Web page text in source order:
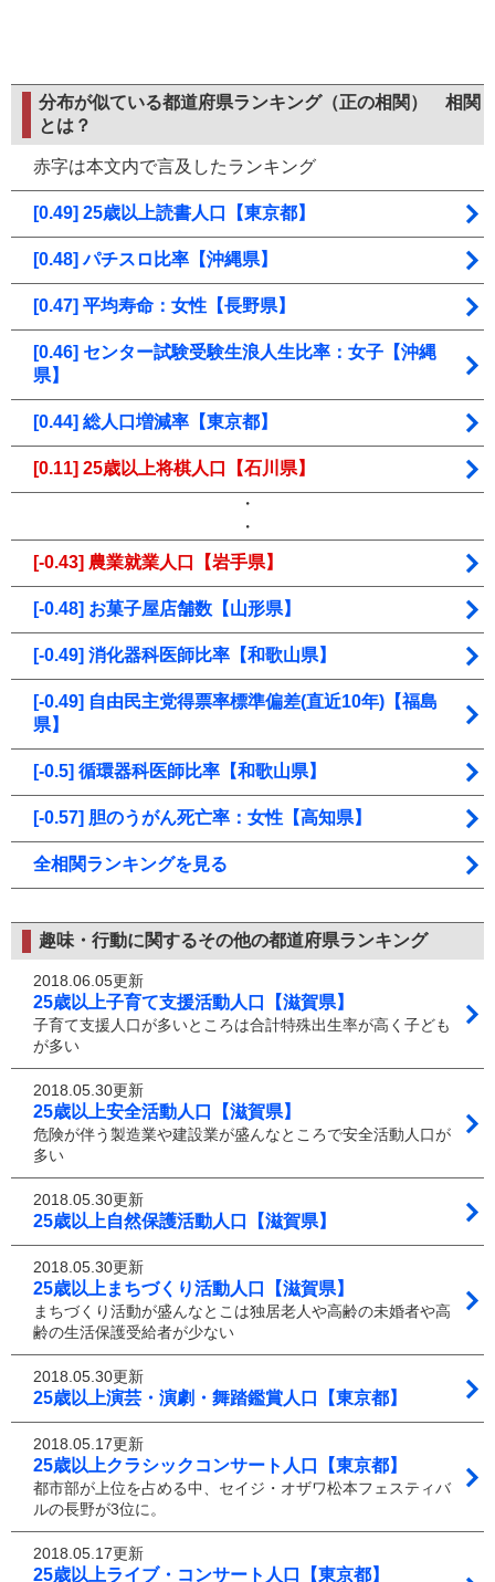
分布が似ている都道府県ランキング（正の相関） 相関
とは？
赤字は本文内で言及したランキング
[0.49] 25歳以上読書人口【東京都】
[0.48] パチスロ比率【沖縄県】
[0.47] 平均寿命：女性【長野県】
[0.46] センター試験受験生浪人生比率：女子【沖縄
県】
[0.44] 総人口増減率【東京都】
[0.11] 25歳以上将棋人口【石川県】
・
・
[-0.43] 農業就業人口【岩手県】
[-0.48] お菓子屋店舗数【山形県】
[-0.49] 消化器科医師比率【和歌山県】
[-0.49] 自由民主党得票率標準偏差(直近10年)【福島
県】
[-0.5] 循環器科医師比率【和歌山県】
[-0.57] 胆のうがん死亡率：女性【高知県】
全相関ランキングを見る
趣味・行動に関するその他の都道府県ランキング
2018.06.05更新
25歳以上子育て支援活動人口【滋賀県】
子育て支援人口が多いところは合計特殊出生率が高く子ども
が多い
2018.05.30更新
25歳以上安全活動人口【滋賀県】
危険が伴う製造業や建設業が盛んなところで安全活動人口が
多い
2018.05.30更新
25歳以上自然保護活動人口【滋賀県】
2018.05.30更新
25歳以上まちづくり活動人口【滋賀県】
まちづくり活動が盛んなとこは独居老人や高齢の未婚者や高
齢の生活保護受給者が少ない
2018.05.30更新
25歳以上演芸・演劇・舞踏鑑賞人口【東京都】
2018.05.17更新
25歳以上クラシックコンサート人口【東京都】
都市部が上位を占める中、セイジ・オザワ松本フェスティバ
ルの長野が3位に。
2018.05.17更新
25歳以上ライブ・コンサート人口【東京都】